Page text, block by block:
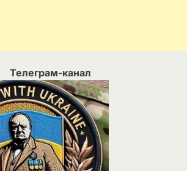
Телеграм-канал